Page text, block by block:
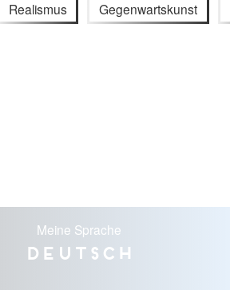
Realismus Gegenwartskunst
Meine Sprache
Deutsch